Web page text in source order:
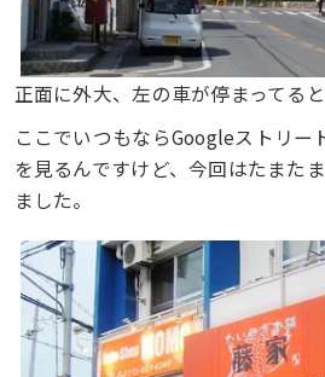
正面に外大、左の車が停まってる
ここでいつもならGoogleストリー
を見るんですけど、今回はたまた
ました。